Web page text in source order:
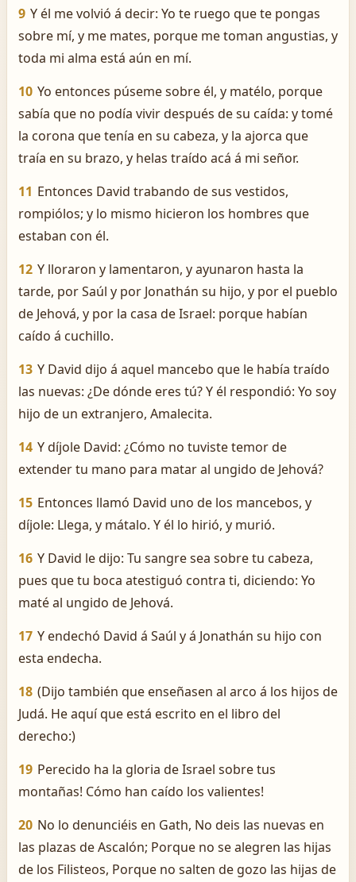
9 Y él me volvió á decir: Yo te ruego que te pongas
sobre mí, y me mates, porque me toman angustias, y
toda mi alma está aún en mí.
10 Yo entonces púseme sobre él, y matélo, porque
sabía que no podía vivir después de su caída: y tomé
la corona que tenía en su cabeza, y la ajorca que
traía en su brazo, y helas traído acá á mi señor.
11 Entonces David trabando de sus vestidos,
rompiólos; y lo mismo hicieron los hombres que
estaban con él.
12 Y lloraron y lamentaron, y ayunaron hasta la
tarde, por Saúl y por Jonathán su hijo, y por el pueblo
de Jehová, y por la casa de Israel: porque habían
caído á cuchillo.
13 Y David dijo á aquel mancebo que le había traído
las nuevas: ¿De dónde eres tú? Y él respondió: Yo soy
hijo de un extranjero, Amalecita.
14 Y díjole David: ¿Cómo no tuviste temor de
extender tu mano para matar al ungido de Jehová?
15 Entonces llamó David uno de los mancebos, y
díjole: Llega, y mátalo. Y él lo hirió, y murió.
16 Y David le dijo: Tu sangre sea sobre tu cabeza,
pues que tu boca atestiguó contra ti, diciendo: Yo
maté al ungido de Jehová.
17 Y endechó David á Saúl y á Jonathán su hijo con
esta endecha.
18 (Dijo también que enseñasen al arco á los hijos de
Judá. He aquí que está escrito en el libro del
derecho:)
19 Perecido ha la gloria de Israel sobre tus
montañas! ­Cómo han caído los valientes!
20 No lo denunciéis en Gath, No deis las nuevas en
las plazas de Ascalón; Porque no se alegren las hijas
de los Filisteos, Porque no salten de gozo las hijas de